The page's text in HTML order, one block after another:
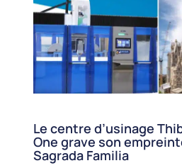
Le centre d’usinage
One grave son
Sagrada Familia